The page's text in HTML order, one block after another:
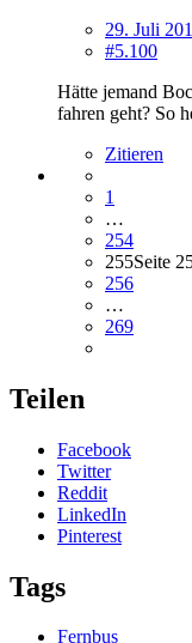
29. Juli
#5.100
Hätte jemand
fahren geht? So
Zitieren
1
…
254
255Seite
256
…
269
Teilen
Facebook
Twitter
Reddit
LinkedIn
Pinterest
Tags
Fernbus